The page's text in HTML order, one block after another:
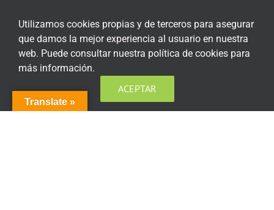
Política de cookies
Condiciones generales de contratación
Acceso plataforma de teleformación
Translate »
Utilizamos cookies propias y de terceros para asegurar
que damos la mejor experiencia al usuario en nuestra
web. Puede consultar nuestra política de cookies para
más información.
ACEPTAR